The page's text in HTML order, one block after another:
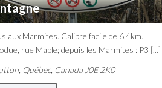
aux Marmites. Calibre facile de 6.4km.
rue Maple; depuis les Marmites : P3 [...]
Québec, Canada J0E 2K0